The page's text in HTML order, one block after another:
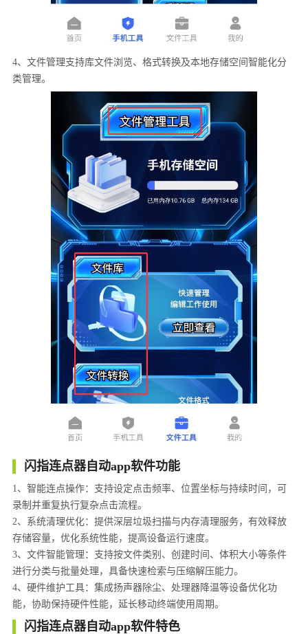
4、文件管理支持库文件浏览、格式转换及本地存储空间智能化分
类管理。
闪指连点器自动app软件功能
1、智能连点操作：支持设定点击频率、位置坐标与持续时间，可
录制并重复执行复杂点击流程。
2、系统清理优化：提供深层垃圾扫描与内存清理服务，有效释放
存储容量，优化系统性能，提高设备运行速度。
3、文件智能管理：支持按文件类别、创建时间、体积大小等条件
进行分类与批量处理，具备快速检索与压缩解压能力。
4、硬件维护工具：集成扬声器除尘、处理器降温等设备优化功
能，协助保持硬件性能，延长移动终端使用周期。
闪指连点器自动app软件特色